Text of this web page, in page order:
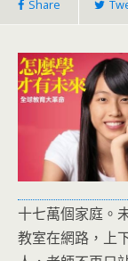
Share
十七萬個家庭。
教室在網路，上